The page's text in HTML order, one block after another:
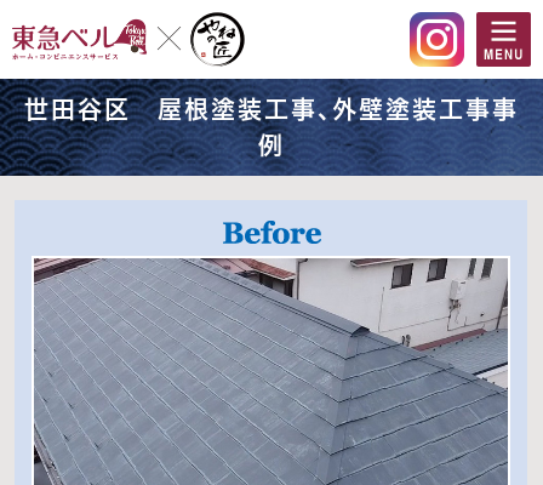
世田谷区 屋根塗装工事、外壁塗装工事事
例